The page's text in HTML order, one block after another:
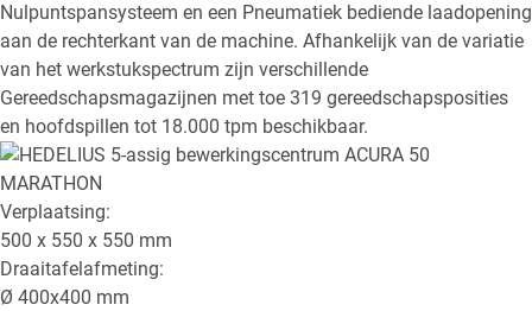
Nulpuntspansysteem en een Pneumatiek bediende laadopening
aan de rechterkant van de machine. Afhankelijk van de variatie
van het werkstukspectrum zijn verschillende
Gereedschapsmagazijnen met toe 319 gereedschapsposities
en hoofdspillen tot 18.000 tpm beschikbaar.
Verplaatsing:
500 x 550 x 550 mm
Draaitafelafmeting:
Ø 400x400 mm